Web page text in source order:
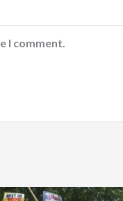
I comment.